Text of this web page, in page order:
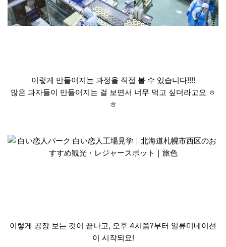
이렇게 만들어지는 과정을 직접 볼 수 있습니다!!!!
많은 과자들이 만들어지는 걸 보면서 너무 먹고 싶더라고요 ㅎ
ㅎ
이렇게 공장 보는 것이 끝나고, 오후 4시쯤?부터 일류미네이션
이 시작되요!